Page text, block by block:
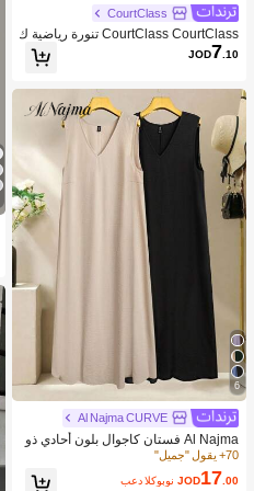
CourtClass
CourtClass CourtClass تنورة رياضية ك
اجوال للنساء قصيرة الخصر رقيقة
JOD7.10
6
Al Najma CURVE
Al Najma فستان كاجوال بلون أحادي ذو
70+ يقول "جميل"
JOD17 .00 بعد الكوبون